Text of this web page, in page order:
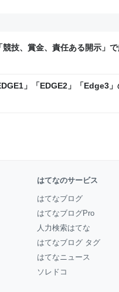
技、賞金、責任ある開示」で
」「EDGE2」「Edge3」
テックLAB
はてなのサービス
はてなブログ
はてなブログPro
人力検索はてな
はてなブログ タグ
はてなニュース
ソレドコ